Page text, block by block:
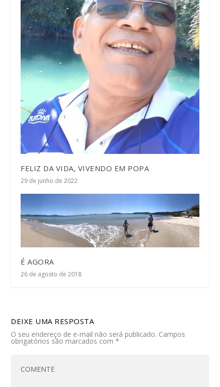
FELIZ DA VIDA, VIVENDO EM POPA
29 de junho de 2022
É AGORA
26 de agosto de 2018
DEIXE UMA RESPOSTA
O seu endereço de e-mail não será publicado. Campos
obrigatórios são marcados com*